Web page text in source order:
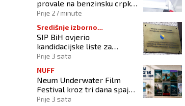
provale na benzinsku crpku
u Konjicu
Prije 27 minute
Središnje izborno
povjerenstvo
SIP BiH ovjerio
kandidacijske liste za
kompenzacijske mandate na
Prije 3 sata
NUFF
Neum Underwater Film
Festival kroz tri dana spaja
umjetnost filma i more
Prije 3 sata